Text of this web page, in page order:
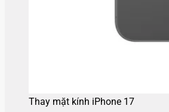
Thay mặt kính iPhone 17